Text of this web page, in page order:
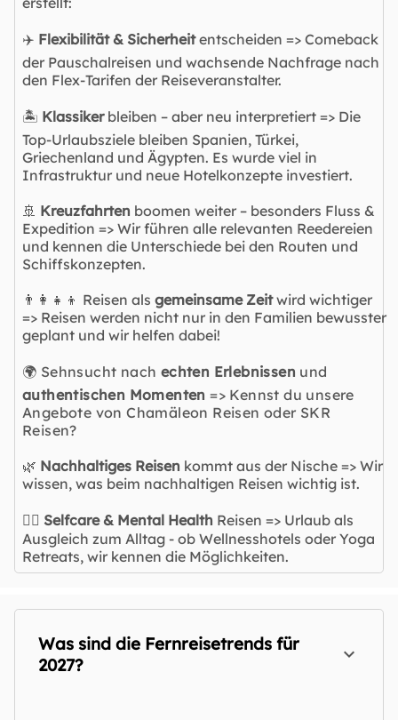
✈️ Flexibilität & Sicherheitentscheiden => Comeback
der Pauschalreisen und wachsende Nachfrage nach
den Flex-Tarifen der Reiseveranstalter.
🏝️ Klassiker bleiben – aber neu interpretiert => Die
Top-Urlaubsziele bleiben Spanien, Türkei,
Griechenland und Ägypten. Es wurde viel in
Infrastruktur und neue Hotelkonzepte investiert.
🚢 Kreuzfahrten boomen weiter – besonders Fluss &
Expedition => Wir führen alle relevanten Reedereien
und kennen die Unterschiede bei den Routen und
Schiffskonzepten.
👨‍👩‍👧‍👦 Reisen als gemeinsame Zeitwird wichtiger
=> Reisen werden nicht nur in den Familien bewusster
geplant und wir helfen dabei!
🌍 Sehnsucht nach echten Erlebnissen und
authentischen Momenten => Kennst du unsere
Angebote von Chamäleon Reisen oder SKR
Reisen?
🌿 Nachhaltiges Reisen kommt aus der Nische => Wir
wissen, was beim nachhaltigen Reisen wichtig ist.
🧘‍♀️ Selfcare & Mental Health Reisen => Urlaub als
Ausgleich zum Alltag - ob Wellnesshotels oder Yoga
Retreats, wir kennen die Möglichkeiten.
Was sind die Fernreisetrends für
2027?